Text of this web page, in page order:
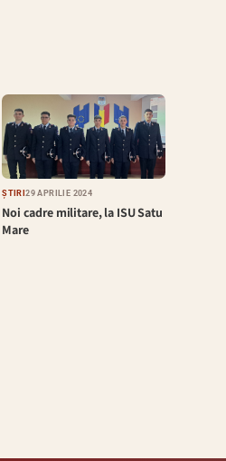
ȘTIRI29 APRILIE 2024
Noi cadre militare, la ISU Satu
Mare